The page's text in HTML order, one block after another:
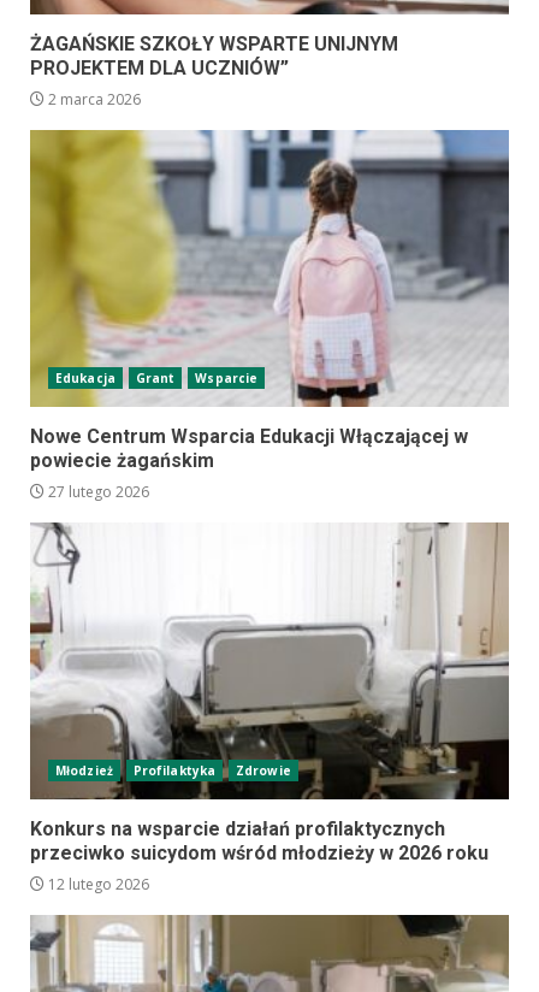
ŻAGAŃSKIE SZKOŁY WSPARTE UNIJNYM
PROJEKTEM DLA UCZNIÓW”
2 marca 2026
Edukacja Grant Wsparcie
Nowe Centrum Wsparcia Edukacji Włączającej w
powiecie żagańskim
27 lutego 2026
Młodzież Profilaktyka Zdrowie
Konkurs na wsparcie działań profilaktycznych
przeciwko suicydom wśród młodzieży w 2026 roku
12 lutego 2026